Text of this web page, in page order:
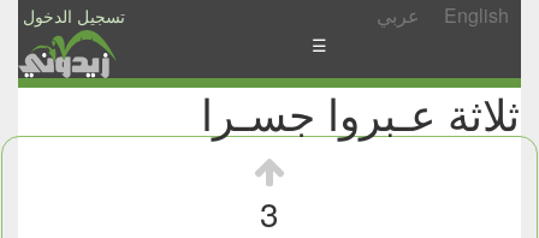
تسجيل الدخول عربي English
الأخبار
الأسئلة
☰
ثلاثة عـبروا جسـرا
3